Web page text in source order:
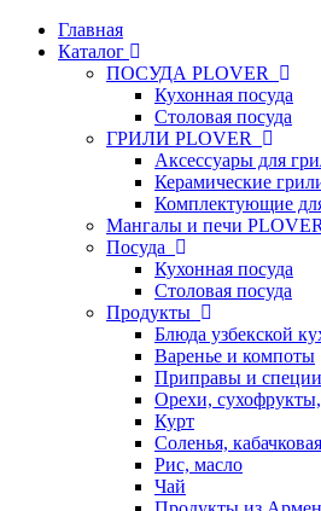
Главная
Каталог
ПОСУДА PLOVER
Кухонная посуда
Столовая посуда
ГРИЛИ PLOVER
Аксессуары для
Керамические
Комплектующие
Мангалы и печи PLOVER
Посуда
Кухонная посуда
Столовая посуда
Продукты
Блюда узбекской
Варенье и компоты
Приправы и специи
Орехи,
Курт
Соленья,
Рис, масло
Чай